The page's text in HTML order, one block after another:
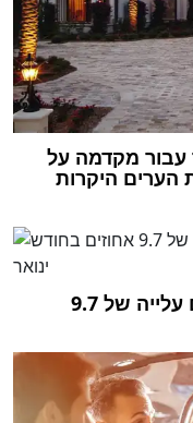
עבור מקדמה על
הערים היקרות
ענף הבנייה בארצות הברית רושם עלייה של 9.7